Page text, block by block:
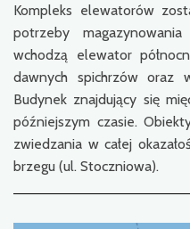
Kompleks elewatorów
potrzeby
wchodzą elewator
dawnych spichrzów oraz
Budynek znajdujący się
późniejszym czasie.
zwiedzania w całej
brzegu (ul. Stoczniowa).